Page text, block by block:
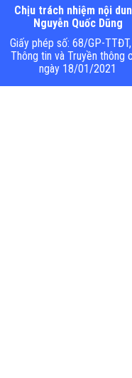
Chịu trách nhiệm nội
Nguyễn Quốc Dũng
Giấy phép số: 68/GP-
Thông tin và Truyền thông
ngày 18/01/2021